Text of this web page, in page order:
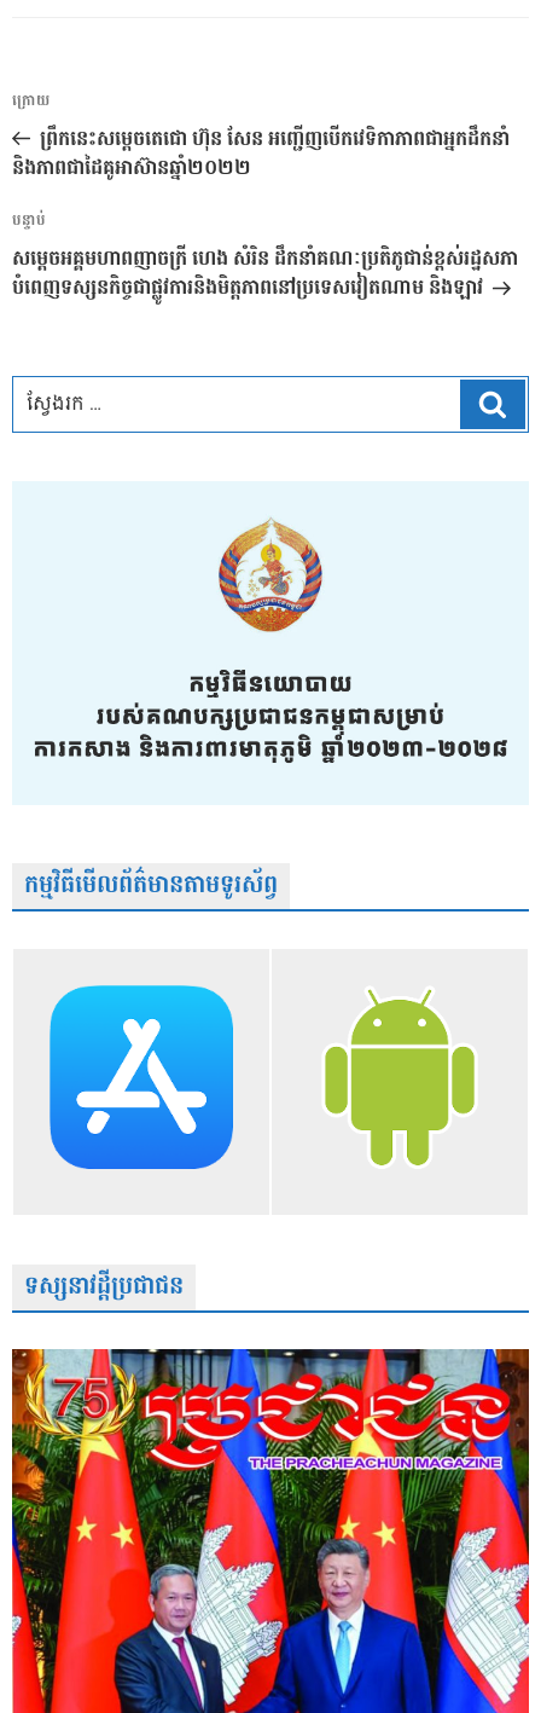
ការ​
នាំទិស​
ប្រកាស
អត្ថបទ
មុន
ក្រោយ
ព្រឹកនេះសម្តេចតេជោ ហ៊ុន សែន អញ្ជើញបើកវេទិកាភាពជាអ្នកដឹកនាំ
និងភាពជាដៃគូអាស៊ានឆ្នាំ២០២២
អត្ថបទ
បន្ទាប់
បន្ទាប់
សម្តេចអគ្គមហាពញាចក្រី ហេង សំរិន ដឹកនាំគណៈប្រតិភូជាន់ខ្ពស់រដ្ឋសភា
បំពេញទស្សនកិច្ចជាផ្លូវការនិងមិត្តភាពនៅប្រទេសវៀតណាម និងឡាវ
កម្មវិធីមើលព័ត៌មានតាមទូរស័ព្វ
ទស្សនាវដ្តីប្រជាជន